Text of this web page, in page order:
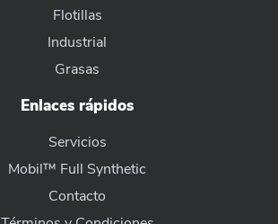
Flotillas
Industrial
Grasas
Enlaces rápidos
Servicios
Mobil™ Full Synthetic
Contacto